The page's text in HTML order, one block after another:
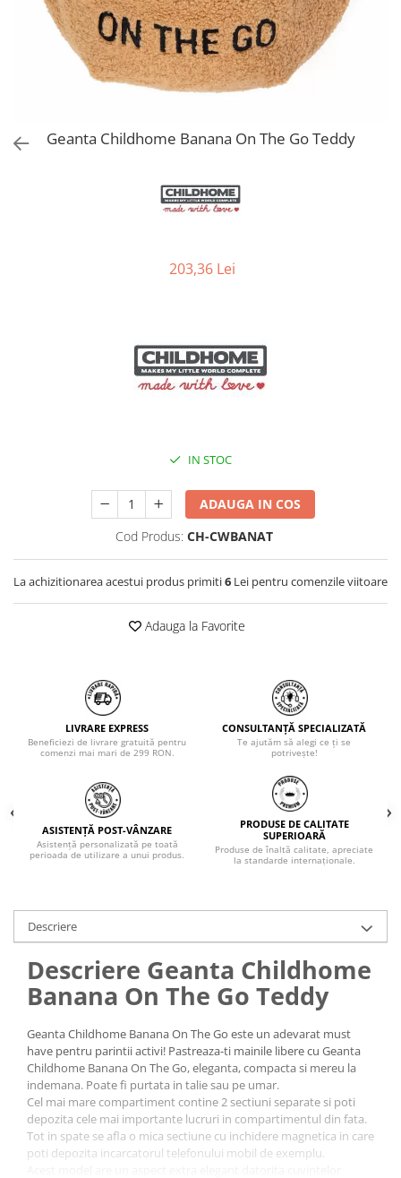
Consultanta Instalare
Jucarii de Sortare
Jucarii de tras
Jucarii din plus
Jucarii muzicale
PAPUSI
Geanta Childhome Banana On The Go Teddy
203,36 Lei
IN STOC
ADAUGA IN COS
Cod Produs: CH-CWBANAT
La achizitionarea acestui produs primiti6 Lei pentru comenzile viitoare
Adauga la Favorite
LIVRARE EXPRESS
Beneficiezi de livrare gratuită pentru
comenzi mai mari de 299 RON.
CONSULTANȚĂ SPECIALIZATĂ
Te ajutăm să alegi ce ți se
potrivește!
ASISTENȚĂ POST-VÂNZARE
Asistență personalizată pe toată
perioada de utilizare a unui produs.
PRODUSE DE CALITATE
SUPERIOARĂ
Produse de înaltă calitate, apreciate
la standarde internaționale.
Descriere
Descriere Geanta Childhome
Banana On The Go Teddy
Geanta Childhome Banana On The Go este un adevarat must
have pentru parintii activi! Pastreaza-ti mainile libere cu Geanta
Childhome Banana On The Go, eleganta, compacta si mereu la
indemana. Poate fi purtata in talie sau pe umar.
Cel mai mare compartiment contine 2 sectiuni separate si poti
depozita cele mai importante lucruri in compartimentul din fata.
Tot in spate se afla o mica sectiune cu inchidere magnetica in care
poti depozita incarcatorul telefonului mobil de exemplu.